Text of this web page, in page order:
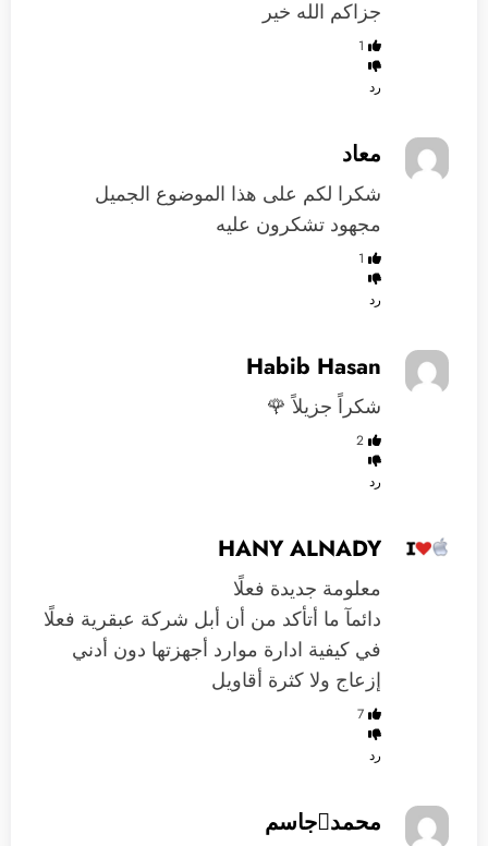
جزاكم الله خير
1
رد
معاد
شكرا لكم على هذا الموضوع الجميل
مجهود تشكرون عليه
1
رد
Habib Hasan
شكراً جزيلاً 🌹
2
رد
HANY ALNADY
معلومة جديدة فعلًا
دائمآ ما أتأكد من أن أبل شركة عبقرية فعلًا
في كيفية ادارة موارد أجهزتها دون أدني
إزعاج ولا كثرة أقاويل
7
رد
محمدجاسم